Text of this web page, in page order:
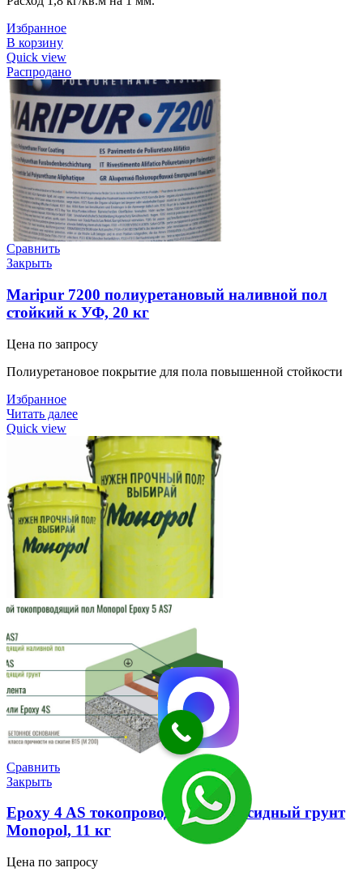
Избранное
В корзину
Quick view
Распродано
Сравнить
Закрыть
Maripur 7200 полиуретановый наливной пол
стойкий к УФ, 20 кг
Цена по запросу
Полиуретановое покрытие для пола повышенной стойкости
Избранное
Читать далее
Quick view
Сравнить
Закрыть
Epoxy 4 AS токопроводящий эпоксидный грунт
Monopol, 11 кг
Цена по запросу